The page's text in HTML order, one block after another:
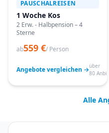
PAUSCHALREISEN
1 Woche Kos
2 Erw. - Halbpension – 4
Sterne
ab559 €/ Person
Angebote vergleichen →über
80
Alle